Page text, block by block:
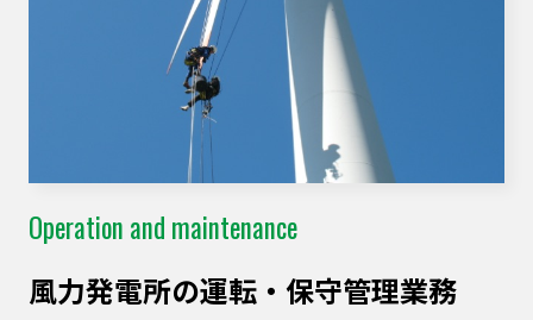
Operation and maintenance
⾵⼒発電所の運転・保守管理業務